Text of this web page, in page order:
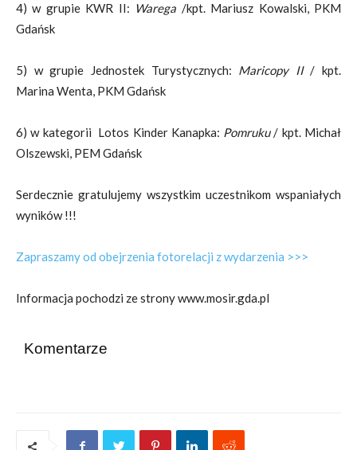
4) w grupie KWR II: Warega /kpt. Mariusz Kowalski, PKM
Gdańsk
5) w grupie Jednostek Turystycznych: Maricopy II/ kpt.
Marina Wenta, PKM Gdańsk
6) w kategorii Lotos Kinder Kanapka: Pomruku/ kpt. Michał
Olszewski, PEM Gdańsk
Serdecznie gratulujemy wszystkim uczestnikom wspaniałych
wyników !!!
Zapraszamy od obejrzenia fotorelacji z wydarzenia >>>
Informacja pochodzi ze strony www.mosir.gda.pl
Komentarze